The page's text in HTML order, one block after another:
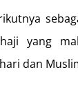
yang
dan